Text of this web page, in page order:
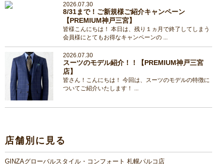
2026.07.30
8/31まで！ご新規様ご紹介キャンペーン
【PREMIUM神戸三宮】
皆様こんにちは！ 本日は、残り１ヵ月で終了してしまう
会員様にとてもお得なキャンペーンの ...
2026.07.30
スーツのモデル紹介！！【PREMIUM神戸三宮
店】
皆さん！こんにちは！ 今回は、スーツのモデルの特徴に
ついてご紹介いたします！ ...
店舗別に見る
GINZAグローバルスタイル・コンフォート 札幌パルコ店